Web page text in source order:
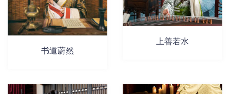
书道蔚然
上善若水